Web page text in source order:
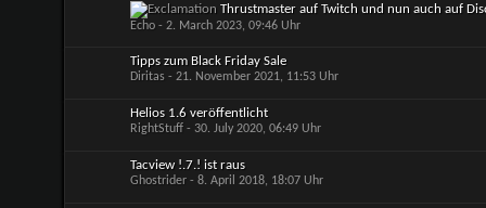
Thrustmaster auf Twitch und nun auch auf
Echo- 2. March 2023, 09:46 Uhr
Tipps zum Black Friday Sale
Diritas- 21. November 2021, 11:53 Uhr
Helios 1.6 veröffentlicht
RightStuff- 30. July 2020, 06:49 Uhr
Tacview !.7.! ist raus
Ghostrider- 8. April 2018, 18:07 Uhr